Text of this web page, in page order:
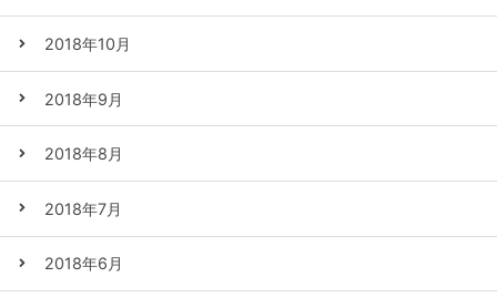
2018年10月
2018年9月
2018年8月
2018年7月
2018年6月